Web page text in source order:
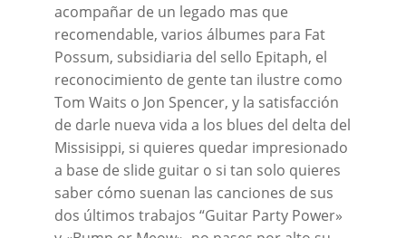
acompañar de un legado mas que
recomendable, varios álbumes para Fat
Possum, subsidiaria del sello Epitaph, el
reconocimiento de gente tan ilustre como
Tom Waits o Jon Spencer, y la satisfacción
de darle nueva vida a los blues del delta del
Missisippi, si quieres quedar impresionado
a base de slide guitar o si tan solo quieres
saber cómo suenan las canciones de sus
dos últimos trabajos “Guitar Party Power»